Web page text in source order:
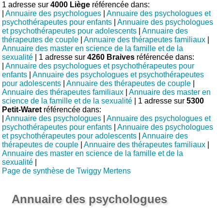
1 adresse sur4000 Liège référencée dans:
|Annuaire des psychologues |Annuaire des psychologues et
psychothérapeutes pour enfants |Annuaire des psychologues
et psychothérapeutes pour adolescents |Annuaire des
thérapeutes de couple |Annuaire des thérapeutes familiaux
Annuaire des master en science de la famille et de la
sexualité | 1 adresse sur4260 Braives référencée dans:
|Annuaire des psychologues et psychothérapeutes pour
enfants |Annuaire des psychologues et psychothérapeutes
pour adolescents |Annuaire des thérapeutes de couple
Annuaire des thérapeutes familiaux |Annuaire des master en
science de la famille et de la sexualité | 1 adresse sur5300
Petit-Waret référencée dans:
|Annuaire des psychologues |Annuaire des psychologues et
psychothérapeutes pour enfants |Annuaire des psychologues
et psychothérapeutes pour adolescents |Annuaire des
thérapeutes de couple |Annuaire des thérapeutes familiaux
Annuaire des master en science de la famille et de la
sexualité
Page de synthèse de Twiggy Mertens
Annuaire des psychologues